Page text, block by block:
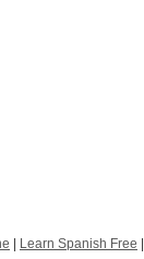
Learn Spanish Free